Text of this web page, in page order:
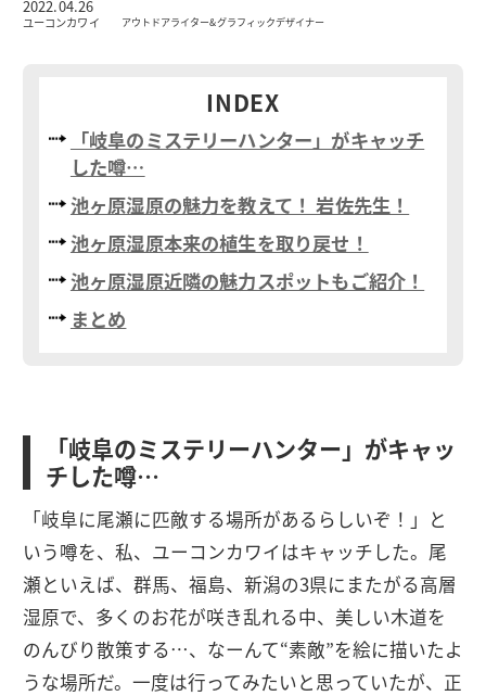
2022.04.26
ユーコンカワイ アウトドアライター&グラフィックデザイナー
INDEX
「岐阜のミステリーハンター」がキャッチ
した噂…
池ヶ原湿原の魅力を教えて！ 岩佐先生！
池ヶ原湿原本来の植生を取り戻せ！
池ヶ原湿原近隣の魅力スポットもご紹介！
まとめ
「岐阜のミステリーハンター」がキャッ
チした噂…
「岐阜に尾瀬に匹敵する場所があるらしいぞ！」と
いう噂を、私、ユーコンカワイはキャッチした。尾
瀬といえば、群馬、福島、新潟の3県にまたがる高層
湿原で、多くのお花が咲き乱れる中、美しい木道を
のんびり散策する…、なーんて“素敵”を絵に描いたよ
うな場所だ。一度は行ってみたいと思っていたが、正